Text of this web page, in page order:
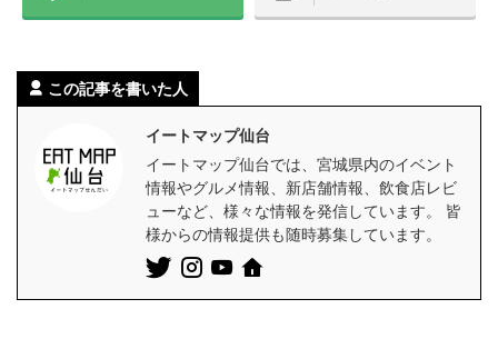
この記事を書いた人
イートマップ仙台
イートマップ仙台では、宮城県内のイベント
情報やグルメ情報、新店舗情報、飲食店レビ
ューなど、様々な情報を発信しています。 皆
様からの情報提供も随時募集しています。